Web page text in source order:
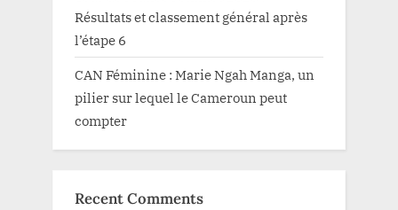
Résultats et classement général après
l’étape 6
CAN Féminine : Marie Ngah Manga, un
pilier sur lequel le Cameroun peut
compter
Recent Comments